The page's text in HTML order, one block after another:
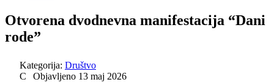
Otvorena dvodnevna manifestacija “Dani
rode”
Kategorija: Društvo
Objavljeno 13 maj 2026